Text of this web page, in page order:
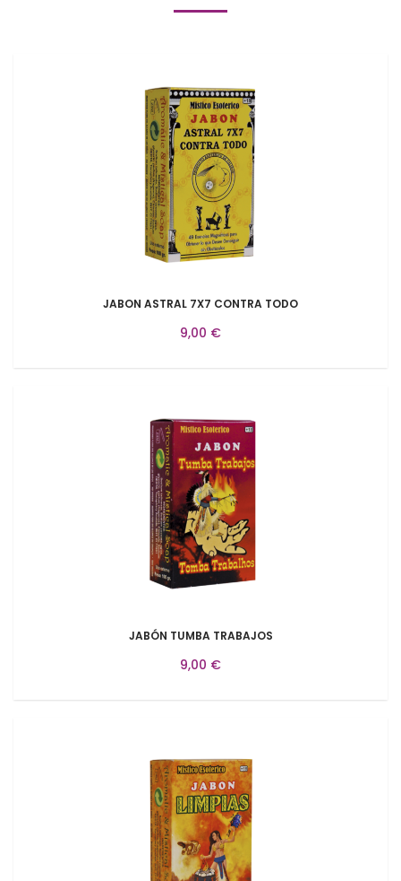
JABON ASTRAL 7X7 CONTRA TODO
9,00 €
JABÓN TUMBA TRABAJOS
9,00 €